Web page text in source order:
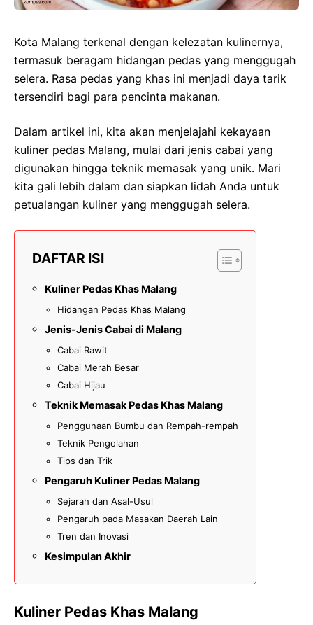
Kota Malang terkenal dengan kelezatan kulinernya,
termasuk beragam hidangan pedas yang menggugah
selera. Rasa pedas yang khas ini menjadi daya tarik
tersendiri bagi para pencinta makanan.
Dalam artikel ini, kita akan menjelajahi kekayaan
kuliner pedas Malang, mulai dari jenis cabai yang
digunakan hingga teknik memasak yang unik. Mari
kita gali lebih dalam dan siapkan lidah Anda untuk
petualangan kuliner yang menggugah selera.
DAFTAR ISI
Kuliner Pedas Khas Malang
Hidangan Pedas Khas Malang
Jenis-Jenis Cabai di Malang
Cabai Rawit
Cabai Merah Besar
Cabai Hijau
Teknik Memasak Pedas Khas Malang
Penggunaan Bumbu dan Rempah-rempah
Teknik Pengolahan
Tips dan Trik
Pengaruh Kuliner Pedas Malang
Sejarah dan Asal-Usul
Pengaruh pada Masakan Daerah Lain
Tren dan Inovasi
Kesimpulan Akhir
Kuliner Pedas Khas Malang